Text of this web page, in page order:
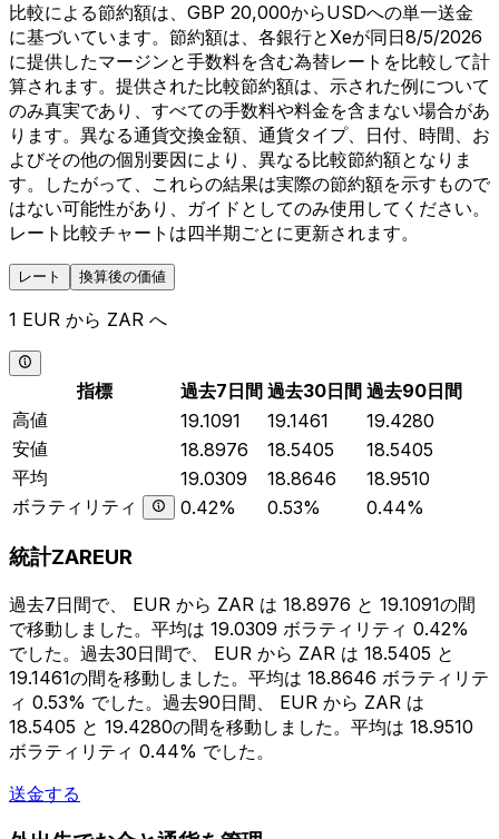
比較による節約額は、GBP 20,000からUSDへの単一送金
に基づいています。節約額は、各銀行とXeが同日8/5/2026
に提供したマージンと手数料を含む為替レートを比較して計
算されます。提供された比較節約額は、示された例について
のみ真実であり、すべての手数料や料金を含まない場合があ
ります。異なる通貨交換金額、通貨タイプ、日付、時間、お
よびその他の個別要因により、異なる比較節約額となりま
す。したがって、これらの結果は実際の節約額を示すもので
はない可能性があり、ガイドとしてのみ使用してください。
レート比較チャートは四半期ごとに更新されます。
レート 換算後の価値
1 EUR から ZAR へ
指標 過去7日間 過去30日間 過去90日間
高値
19.1091 19.1461
19.4280
安値
18.8976 18.5405
18.5405
平均
19.0309 18.8646
18.9510
ボラティリティ
0.42% 0.53% 0.44%
統計ZAREUR
過去7日間で、 EUR から ZAR は 18.8976 と 19.1091の間
で移動しました。平均は 19.0309 ボラティリティ 0.42%
でした。過去30日間で、 EUR から ZAR は 18.5405 と
19.1461の間を移動しました。平均は 18.8646 ボラティリテ
ィ 0.53% でした。過去90日間、 EUR から ZAR は
18.5405 と 19.4280の間を移動しました。平均は 18.9510
ボラティリティ 0.44% でした。
送金する